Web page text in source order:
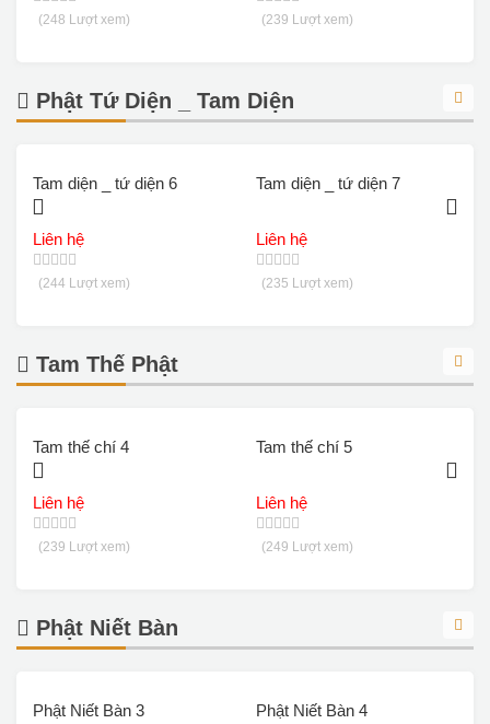
(248 Lượt xem) (239 Lượt xem)
Phật Tứ Diện _ Tam Diện
Tam diện _ tứ diện 6
Liên hệ
(244 Lượt xem)
Tam diện _ tứ diện 7
Liên hệ
(235 Lượt xem)
Tam Thế Phật
Tam thế chí 4
Liên hệ
(239 Lượt xem)
Tam thế chí 5
Liên hệ
(249 Lượt xem)
Phật Niết Bàn
Phật Niết Bàn 3 Phật Niết Bàn 4